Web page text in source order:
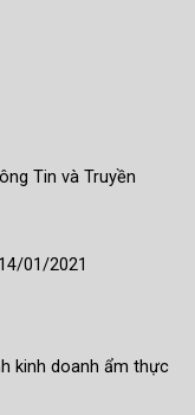
Tin và Truyền
01/2021
kinh doanh ẩm thực